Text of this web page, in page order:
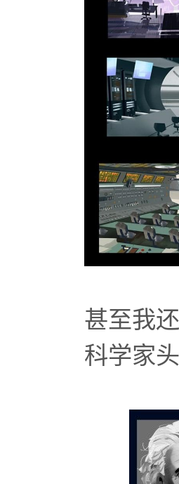
甚至我
科学家